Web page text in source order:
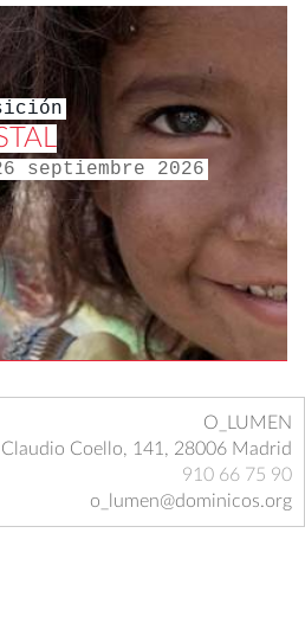
septiembre 2026
O_LUMEN
Claudio Coello, 141, 28006 Madrid
910 66 75 90
o_lumen@dominicos.org